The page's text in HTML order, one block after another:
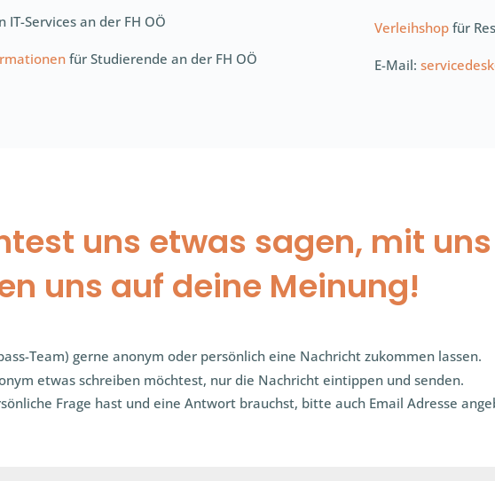
IT-Services an der FH OÖ
für Studierende an der FH OÖ
Verleihshopfür
E-Mail:
uns etwas sagen, mit
uns auf deine Meinung!
Team) gerne anonym oder persönlich eine Nachricht zukommen lassen.
etwas schreiben möchtest, nur die Nachricht eintippen und senden.
Frage hast und eine Antwort brauchst, bitte auch Email Adresse